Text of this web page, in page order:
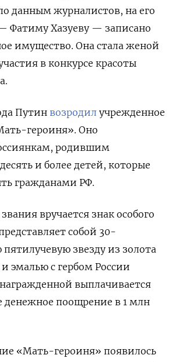
данным журналистов, на его
Фатиму Хазуеву — записано
имущество. Она стала женой
в конкурсе красоты
Путин возродил учрежденное
героиня». Оно
родившим
и более детей, которые
гражданами РФ.
вручается знак особого
собой 30-
звезду из золота
эмалью с гербом России
выплачивается
денежное поощрение в 1 млн
«Мать-героиня» появилось